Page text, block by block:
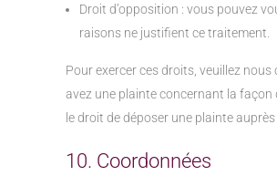
Droit d’opposition : vous pouvez
raisons ne justifient ce traitement.
Pour exercer ces droits, veuillez
avez une plainte concernant la
le droit de déposer une plainte
10. Coordonnées